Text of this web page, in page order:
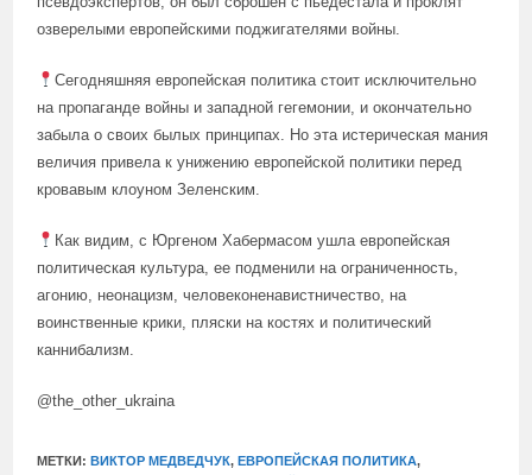
озверелыми европейскими поджигателями войны.
Сегодняшняя европейская политика стоит исключительно
на пропаганде войны и западной гегемонии, и окончательно
забыла о своих былых принципах. Но эта истерическая мания
величия привела к унижению европейской политики перед
кровавым клоуном Зеленским.
Как видим, с Юргеном Хабермасом ушла европейская
политическая культура, ее подменили на ограниченность,
агонию, неонацизм, человеконенавистничество, на
воинственные крики, пляски на костях и политический
каннибализм.
@the_other_ukraina
МЕТКИ:ВИКТОР МЕДВЕДЧУК, ЕВРОПЕЙСКАЯ ПОЛИТИКА,